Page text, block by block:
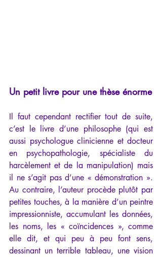
Un petit livre pour une thèse énorme
Il faut cependant rectifier tout de suite,
c’est le livre d’une philosophe (qui est
aussi psychologue clinicienne et docteur
en psychopathologie, spécialiste du
harcèlement et de la manipulation) mais
il ne s’agit pas d’une « démonstration ».
Au contraire, l’auteur procède plutôt par
petites touches, à la manière d’un peintre
impressionniste, accumulant les données,
les noms, les « coïncidences », comme
elle dit, et qui peu à peu font sens,
dessinant un terrible tableau, une vision